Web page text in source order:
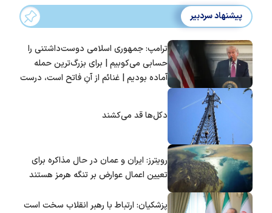
پیشنهاد سردبیر
ترامپ: جمهوری اسلامی دوست‌داشتنی را
حسابی می‌کوبیم | برای بزرگ‌ترین حمله
آماده بودیم | غنائم از آنِ فاتح است، درست
دکل‌ها قد می‌کشند
رویترز: ایران و عمان در حال مذاکره برای
تعیین اعمال عوارض بر تنگه هرمز هستند
پزشکیان: ارتباط با رهبر انقلاب سخت است